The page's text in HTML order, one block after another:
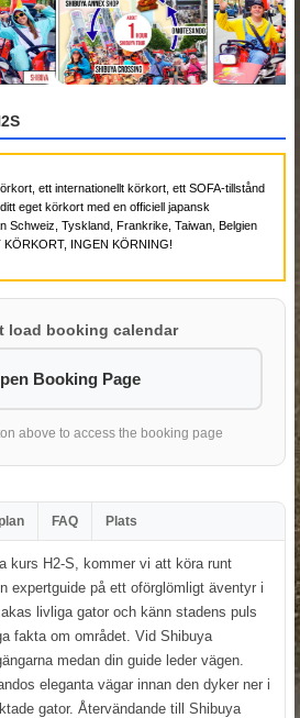
ett internationellt körkort, ett SOFA-tillstånd
eget körkort med en officiell japansk
Schweiz, Tyskland, Frankrike, Taiwan, Belgien
INGEN KÖRNING!
load booking calendar
Booking Page
above to access the booking page
FAQ Plats
kurs H2-S, kommer vi att köra runt
expertguide på ett oförglömligt äventyr i
livliga gator och känn stadens puls
fakta om området. Vid Shibuya
medan din guide leder vägen.
eleganta vägar innan den dyker ner i
gator. Återvändande till Shibuya